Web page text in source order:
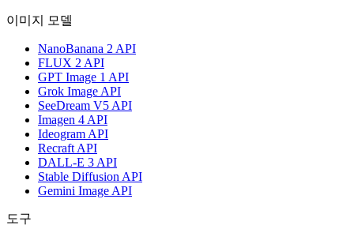
이미지 모델
NanoBanana 2 API
FLUX 2 API
GPT Image 1 API
Grok Image API
SeeDream V5 API
Imagen 4 API
Ideogram API
Recraft API
DALL-E 3 API
Stable Diffusion API
Gemini Image API
도구